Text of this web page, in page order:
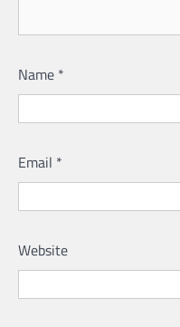
Name *
Email *
Website